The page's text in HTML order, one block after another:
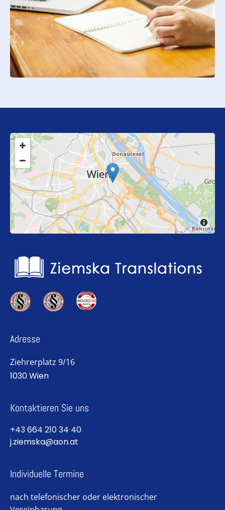
Adresse
Ziehrerplatz 9/16
1030 Wien
Kontaktieren Sie uns
+43 664 210 34 40
j.ziemska@aon.at
Individuelle Termine
nach telefonischer oder elektronischer